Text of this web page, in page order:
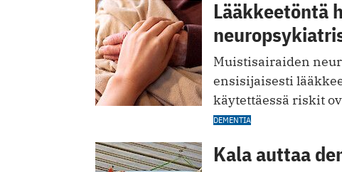
Lääkkeetöntä
Muistisairaiden
ensisijaisesti
käytettäessä riskit
DEMENTIA
Kala auttaa